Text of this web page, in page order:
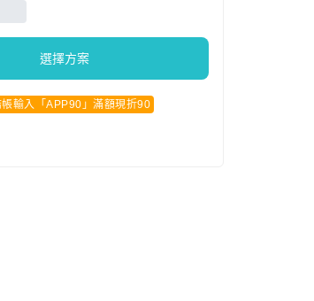
選擇方案
帳輸入「APP90」滿額現折90